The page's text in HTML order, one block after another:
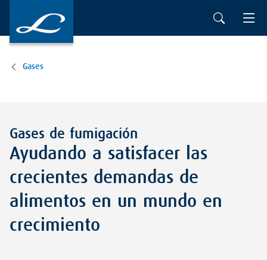
Ir al contenido principal
Gases
Gases de fumigación
Ayudando a satisfacer las
crecientes demandas de
alimentos en un mundo en
crecimiento